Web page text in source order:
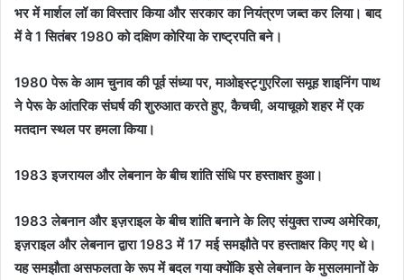
भर में मार्शल लॉ का विस्तार किया और सरकार का नियंत्रण जब्त कर लिया। बाद
में वे 1 सितंबर 1980 को दक्षिण कोरिया के राष्ट्रपति बने।
1980 पेरू के आम चुनाव की पूर्व संध्या पर, माओइस्ट्गुएरिला समूह शाइनिंग पाथ
ने पेरू के आंतरिक संघर्ष की शुरुआत करते हुए, कैचची, अयाचूको शहर में एक
मतदान स्थल पर हमला किया।
1983 इजरायल और लेबनान के बीच शांति संधि पर हस्ताक्षर हुआ।
1983 लेबनान और इज़राइल के बीच शांति बनाने के लिए संयुक्त राज्य अमेरिका,
इज़राइल और लेबनान द्वारा 1983 में 17 मई समझौते पर हस्ताक्षर किए गए थे।
यह समझौता असफलता के रूप में बदल गया क्योंकि इसे लेबनान के मुसलमानों के